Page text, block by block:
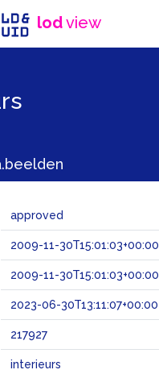
lodview
approved
2009-11-30T15:01:03+00:00
2009-11-30T15:01:03+00:00
2023-06-30T13:11:07+00:00
217927
interieurs